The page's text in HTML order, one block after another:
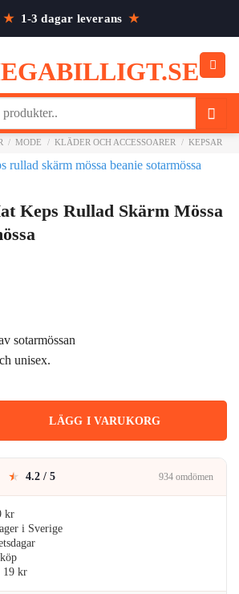
★ 1-3 dagar leverans ★
/ MODE / KLÄDER OCH ACCESSOARER / KEPSAR
Keps Rullad Skärm Mössa
sotarmössan
unisex.
LÄGG I VARUKORG
★ 4.2 / 5 934 omdömen
kr
i Sverige
19 kr